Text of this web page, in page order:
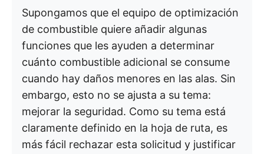
Supongamos que el equipo de optimización
de combustible quiere añadir algunas
funciones que les ayuden a determinar
cuánto combustible adicional se consume
cuando hay daños menores en las alas. Sin
embargo, esto no se ajusta a su tema:
mejorar la seguridad. Como su tema está
claramente definido en la hoja de ruta, es
más fácil rechazar esta solicitud y justificar